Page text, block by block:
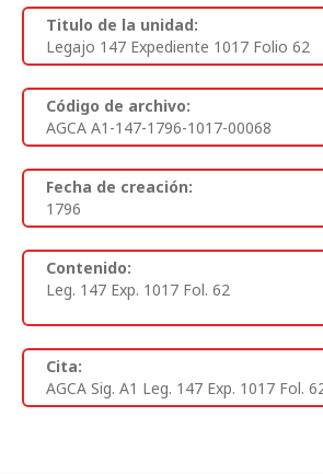
Titulo de la unidad:
Legajo 147 Expediente 1017 Folio 62
Código de archivo:
AGCA A1-147-1796-1017-00068
Fecha de creación:
1796
Contenido:
Leg. 147 Exp. 1017 Fol. 62
Cita:
AGCA Sig. A1 Leg. 147 Exp. 1017 Fol.